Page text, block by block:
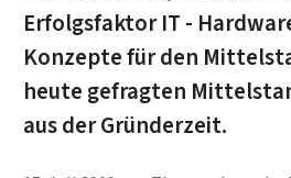
Erfolgsfaktor IT -
Konzepte für den
heute gefragten
aus der Gründerzeit.